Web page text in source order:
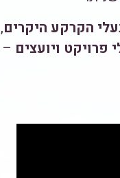
הקרקע היקרים,
פרויקט ויועצים –